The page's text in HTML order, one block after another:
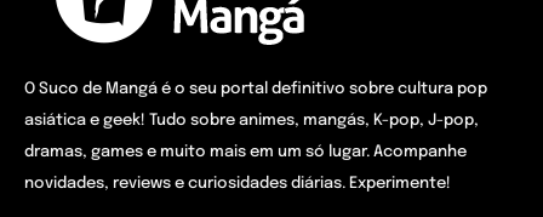
O Suco de Mangá é o seu portal definitivo sobre cultura pop
asiática e geek! Tudo sobre animes, mangás, K-pop, J-pop,
dramas, games e muito mais em um só lugar. Acompanhe
novidades, reviews e curiosidades diárias. Experimente!